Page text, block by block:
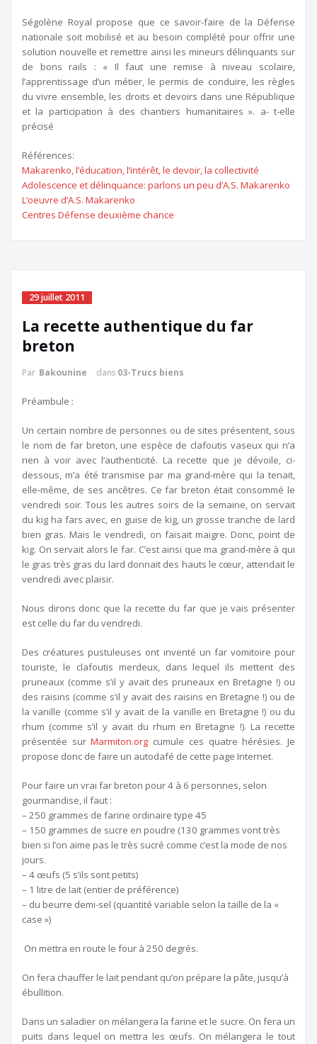
Ségolène Royal propose que ce savoir-faire de la Défense
nationale soit mobilisé et au besoin complété pour offrir une
solution nouvelle et remettre ainsi les mineurs délinquants sur
de bons rails : « Il faut une remise à niveau scolaire,
l’apprentissage d’un métier, le permis de conduire, les règles
du vivre ensemble, les droits et devoirs dans une République
et la participation à des chantiers humanitaires ». a- t-elle
précisé
Références:
Makarenko, l’éducation, l’intérêt, le devoir, la collectivité
Adolescence et délinquance: parlons un peu d’A.S. Makarenko
L’oeuvre d’A.S. Makarenko
Centres Défense deuxième chance
29 juillet 2011
La recette authentique du far
breton
Par Bakounine dans 03-Trucs biens
Préambule :
Un certain nombre de personnes ou de sites présentent, sous
le nom de far breton, une espèce de clafoutis vaseux qui n’a
rien à voir avec l’authenticité. La recette que je dévoile, ci-
dessous, m’a été transmise par ma grand-mère qui la tenait,
elle-même, de ses ancêtres. Ce far breton était consommé le
vendredi soir. Tous les autres soirs de la semaine, on servait
du kig ha fars avec, en guise de kig, un grosse tranche de lard
bien gras. Mais le vendredi, on faisait maigre. Donc, point de
kig. On servait alors le far. C’est ainsi que ma grand-mère à qui
le gras très gras du lard donnait des hauts le cœur, attendait le
vendredi avec plaisir.
Nous dirons donc que la recette du far que je vais présenter
est celle du far du vendredi.
Des créatures pustuleuses ont inventé un far vomitoire pour
touriste, le clafoutis merdeux, dans lequel ils mettent des
pruneaux (comme s’il y avait des pruneaux en Bretagne !) ou
des raisins (comme s’il y avait des raisins en Bretagne !) ou de
la vanille (comme s’il y avait de la vanille en Bretagne !) ou du
rhum (comme s’il y avait du rhum en Bretagne !). La recette
présentée surMarmiton.org cumule ces quatre hérésies. Je
propose donc de faire un autodafé de cette page Internet.
Pour faire un vrai far breton pour 4 à 6 personnes, selon
gourmandise, il faut :
– 250 grammes de farine ordinaire type 45
– 150 grammes de sucre en poudre (130 grammes vont très
bien si l’on aime pas le très sucré comme c’est la mode de nos
jours.
– 4 œufs (5 s’ils sont petits)
– 1 litre de lait (entier de préférence)
– du beurre demi-sel (quantité variable selon la taille de la «
case »)
On mettra en route le four à 250 degrés.
On fera chauffer le lait pendant qu’on prépare la pâte, jusqu’à
ébullition.
Dans un saladier on mélangera la farine et le sucre. On fera un
puits dans lequel on mettra les œufs. On mélangera le tout